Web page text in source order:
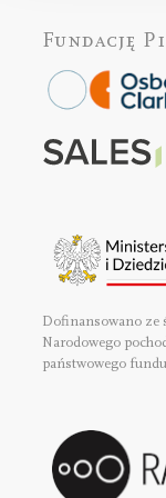
Fundację
Dofinansowano
Narodowego
państwowego